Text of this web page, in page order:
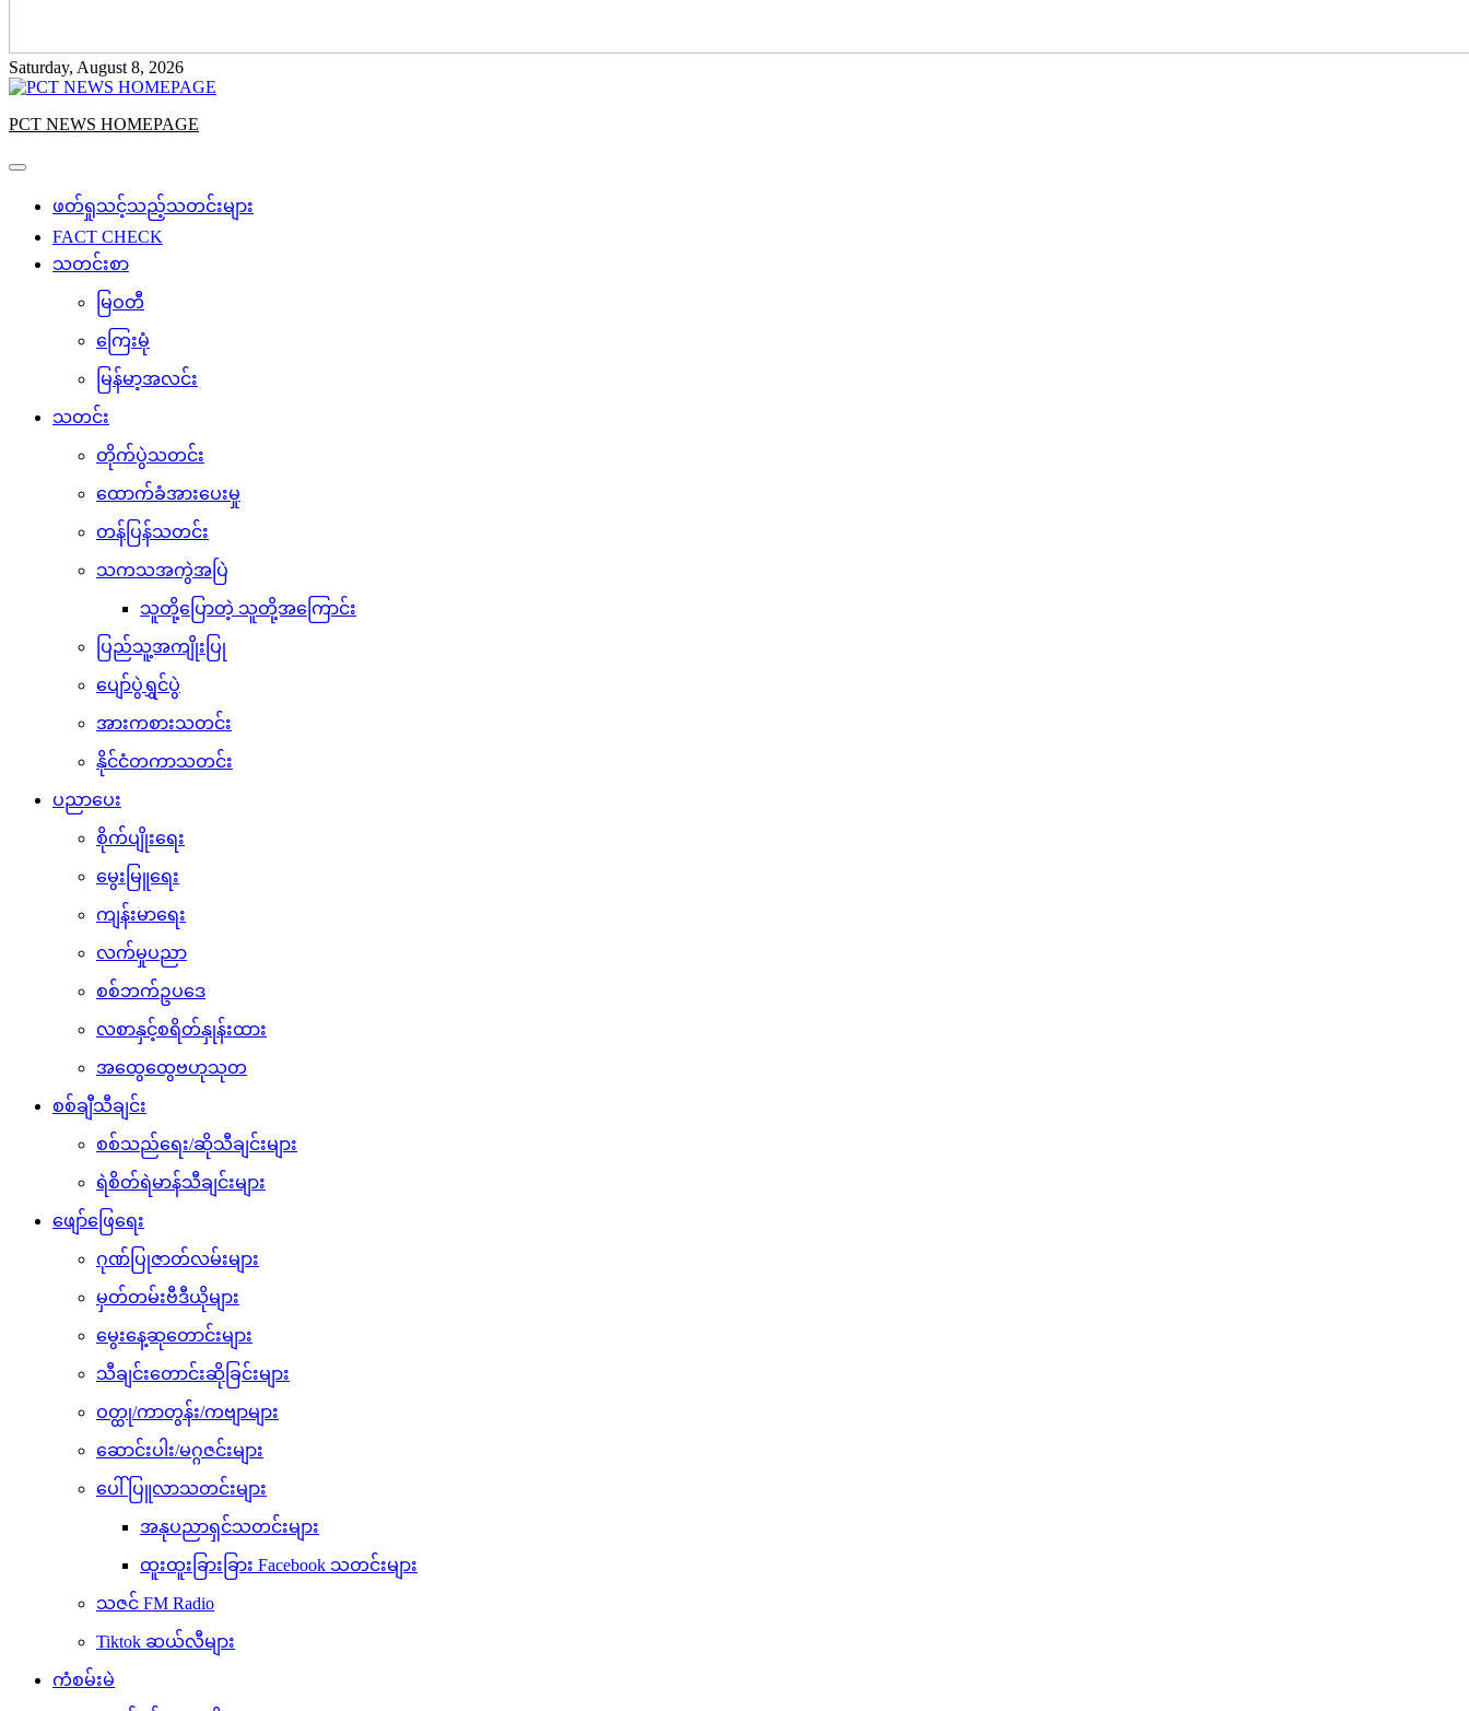
Saturday, August 8, 2026
PCT NEWS HOMEPAGE
ဖတ်ရှုသင့်သည့်သတင်းများ
FACT CHECK
သတင်းစာ
မြဝတီ
ကြေးမုံ
မြန်မာ့အလင်း
သတင်း
တိုက်ပွဲသတင်း
ထောက်ခံအားပေးမှု
တန်ပြန်သတင်း
သကသအကွဲအပြဲ
သူတို့ပြောတဲ့ သူတို့အကြောင်း
ပြည်သူ့အကျိုးပြု
ပျော်ပွဲရွှင်ပွဲ
အားကစားသတင်း
နိုင်ငံတကာသတင်း
ပညာပေး
စိုက်ပျိုးရေး
မွေးမြူရေး
ကျန်းမာရေး
လက်မှုပညာ
စစ်ဘက်ဥပဒေ
လစာနှင့်စရိတ်နှုန်းထား
အထွေထွေဗဟုသုတ
စစ်ချီသီချင်း
စစ်သည်ရေး/ဆိုသီချင်းများ
ရဲစိတ်ရဲမာန်သီချင်းများ
ဖျော်ဖြေရေး
ဂုဏ်ပြုဇာတ်လမ်းများ
မှတ်တမ်းဗီဒီယိုများ
မွေးနေ့ဆုတောင်းများ
သီချင်းတောင်းဆိုခြင်းများ
ဝတ္ထု/ကာတွန်း/ကဗျာများ
ဆောင်းပါး/မဂ္ဂဇင်းများ
ပေါ်ပြူလာသတင်းများ
အနုပညာရှင်သတင်းများ
ထူးထူးခြားခြား Facebook သတင်းများ
သဇင် FM Radio
Tiktok ဆယ်လီများ
ကံစမ်းမဲ